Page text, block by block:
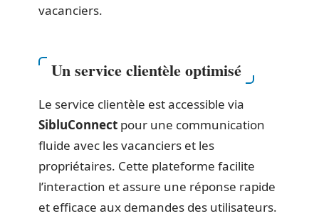
vacanciers.
Un service clientèle optimisé
Le service clientèle est accessible via
SibluConnect pour une communication
fluide avec les vacanciers et les
propriétaires. Cette plateforme facilite
l’interaction et assure une réponse rapide
et efficace aux demandes des utilisateurs.